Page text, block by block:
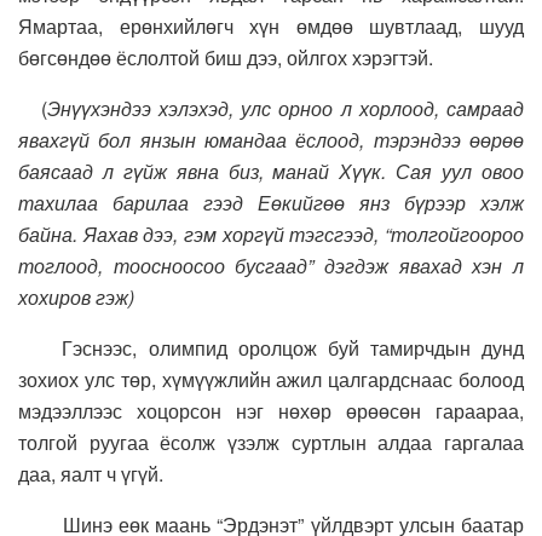
Ямартаа, ерөнхийлөгч хүн өмдөө шувтлаад, шууд
бөгсөндөө ёслолтой биш дээ, ойлгох хэрэгтэй.
(Энүүхэндээ хэлэхэд, улс орноо л хорлоод, самраад
явахгүй бол янзын юмандаа ёслоод, тэрэндээ өөрөө
баясаад л гүйж явна биз, манай Хүүк. Сая уул овоо
тахилаа барилаа гээд Еөкийгөө янз бүрээр хэлж
байна. Яахав дээ, гэм хоргүй тэгсгээд, “толгойгоороо
тоглоод, тоосноосоо бусгаад” дэгдэж явахад хэн л
хохиров гэж)
Гэснээс, олимпид оролцож буй тамирчдын дунд
зохиох улс төр, хүмүүжлийн ажил цалгардснаас болоод
мэдээллээс хоцорсон нэг нөхөр өрөөсөн гараараа,
толгой руугаа ёсолж үзэлж суртлын алдаа гаргалаа
даа, яалт ч үгүй.
Шинэ еөк маань “Эрдэнэт” үйлдвэрт улсын баатар